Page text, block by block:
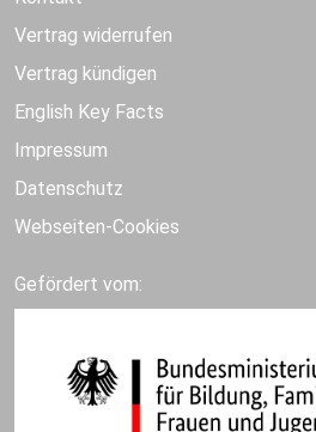
Vertrag widerrufen
Vertrag kündigen
English Key Facts
Impressum
Datenschutz
Webseiten-Cookies
Gefördert vom: